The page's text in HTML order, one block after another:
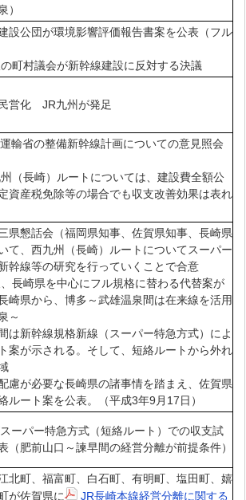
）
設公団が環境影響評価報告書案を公表（フル
村議会が新幹線建設に反対する決議
営化 JR九州が発足
輸省の整備新幹線計画についての意見照会
長崎）ルートについては、建設費全額公
資産税免除等の場合でも収支改善効果は表れ
県懇話会（福岡県知事、佐賀県知事、長崎県
て、西九州（長崎）ルートについてスーパー
幹線等の研究を行っていくことで合意
崎県を中心にフル規格に替わる代替案が
崎県から、博多～武雄温泉間は在来線を活用
～
幹線規格新線（スーパー特急方式）によ
案が示される。そして、短絡ルートから外れ
必要な長崎県の諸事情を踏まえ、佐賀県
ルート案を公表。（平成3年9月17日）
ーパー特急方式（短絡ルート）での収支試
（肥前山口～諫早間の経営分離が前提条件）
北町、福富町、白石町、有明町、塩田町、嬉
が佐賀県に
JR長崎本線経営分離に関する